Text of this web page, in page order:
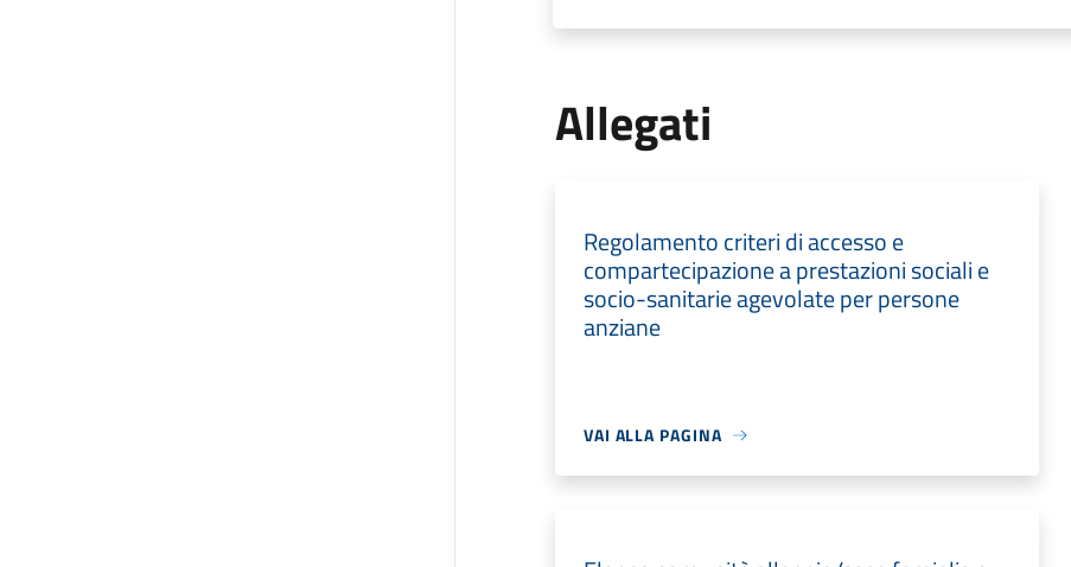
Allegati
Regolamento criteri di accesso e
compartecipazione a prestazioni sociali e
socio-sanitarie agevolate per persone
anziane
VAI ALLA PAGINA